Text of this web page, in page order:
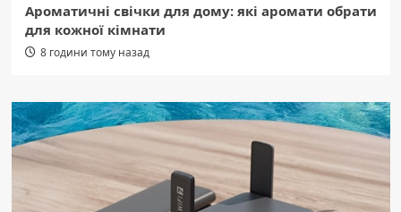
Ароматичні свічки для дому: які аромати обрати
для кожної кімнати
8 години тому назад